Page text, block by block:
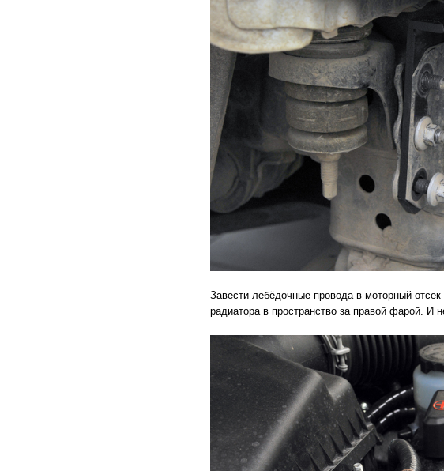
Завести лебёдочные провода в моторный
радиатора в пространство за правой фарой. И